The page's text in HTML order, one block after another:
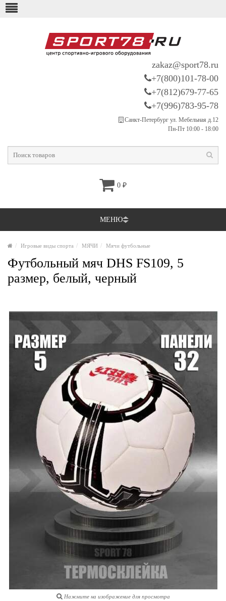
zakaz@sport78.ru
+7(800)101-78-00
+7(812)679-77-65
+7(996)783-95-78
Санкт-Петербург ул. Мебельная д.12
Пн-Пт 10:00 - 18:00
0 ₽
МЕНЮ
Игровые виды спорта МЯЧИ Мячи футбольные
Футбольный мяч DHS FS109, 5
размер, белый, черный
Нажмите на изображение для просмотра